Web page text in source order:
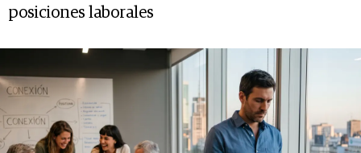
posiciones laborales